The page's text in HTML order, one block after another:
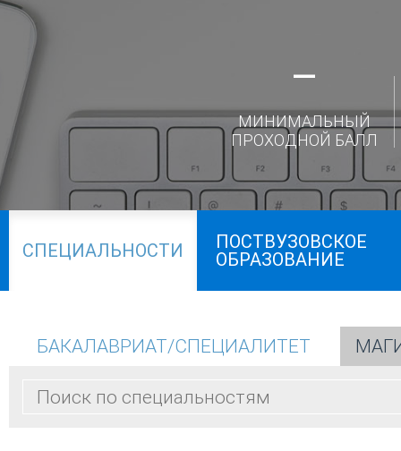
—
МИНИМАЛЬНЫЙ
ПРОХОДНОЙ БАЛЛ
СПЕЦИАЛЬНОСТИ
ПОСТВУЗОВСКОЕ
ОБРАЗОВАНИЕ
БАКАЛАВРИАТ/СПЕЦИАЛИТЕТ